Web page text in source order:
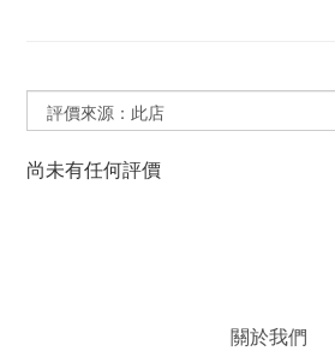
尚未有任何評價
關於我們